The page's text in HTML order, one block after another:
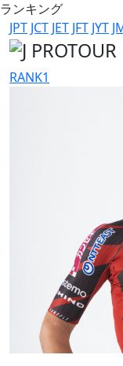
ランキング
JPT JCT JET JFT JYT
RANK1